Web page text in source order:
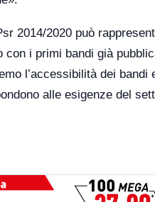
2014/2020 può
i primi bandi già
l’accessibilità dei bandi
alle esigenze del